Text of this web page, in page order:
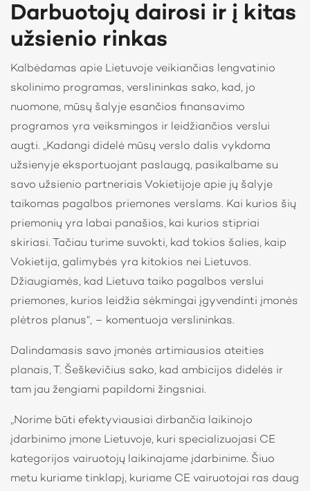
Darbuotojų dairosi ir į kitas
užsienio rinkas
Kalbėdamas apie Lietuvoje veikiančias lengvatinio
skolinimo programas, verslininkas sako, kad, jo
nuomone, mūsų šalyje esančios finansavimo
programos yra veiksmingos ir leidžiančios verslui
augti. „Kadangi didelė mūsų verslo dalis vykdoma
užsienyje eksportuojant paslaugą, pasikalbame su
savo užsienio partneriais Vokietijoje apie jų šalyje
taikomas pagalbos priemones verslams. Kai kurios šių
priemonių yra labai panašios, kai kurios stipriai
skiriasi. Tačiau turime suvokti, kad tokios šalies, kaip
Vokietija, galimybės yra kitokios nei Lietuvos.
Džiaugiamės, kad Lietuva taiko pagalbos verslui
priemones, kurios leidžia sėkmingai įgyvendinti įmonės
plėtros planus“, – komentuoja verslininkas.
Dalindamasis savo įmonės artimiausios ateities
planais, T. Šeškevičius sako, kad ambicijos didelės ir
tam jau žengiami papildomi žingsniai.
„Norime būti efektyviausiai dirbančia laikinojo
įdarbinimo įmone Lietuvoje, kuri specializuojasi CE
kategorijos vairuotojų laikinajame įdarbinime. Šiuo
metu kuriame tinklapį, kuriame CE vairuotojai ras daug